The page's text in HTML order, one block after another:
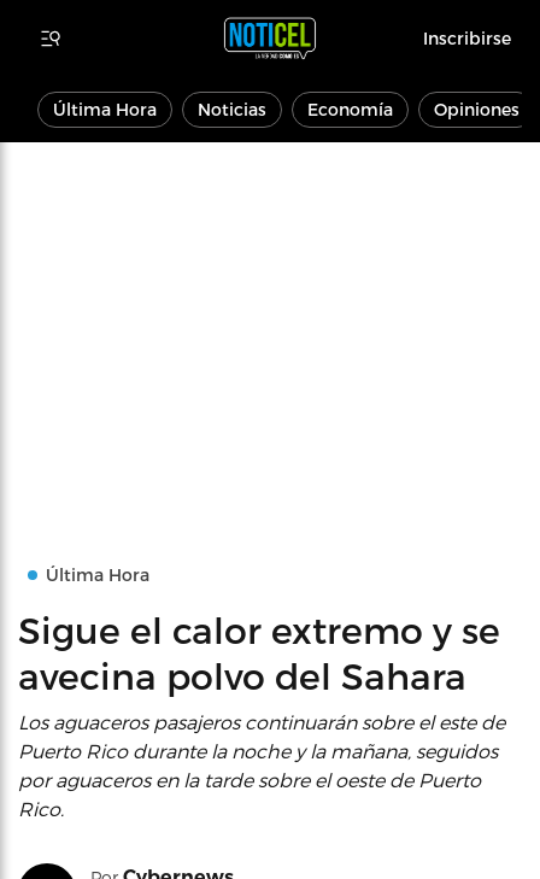
Inscribirse
Última Hora Noticias Economía Opiniones
Última Hora
Sigue el calor extremo y se
avecina polvo del Sahara
Los aguaceros pasajeros continuarán sobre el este de
Puerto Rico durante la noche y la mañana, seguidos
por aguaceros en la tarde sobre el oeste de Puerto
Rico.